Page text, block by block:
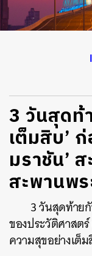
3 วันสุดท้
เต็มสิบ’
มราชัน’
สะพานพ
3 วันสุดท้าย
ของประวัติศาสต
ความสุขอย่างเต็